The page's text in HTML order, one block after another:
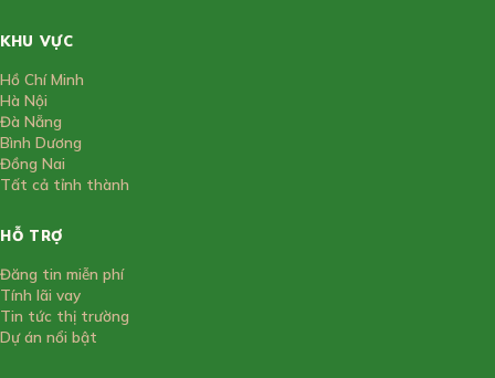
KHU VỰC
Hồ Chí Minh
Hà Nội
Đà Nẵng
Bình Dương
Đồng Nai
Tất cả tỉnh thành
HỖ TRỢ
Đăng tin miễn phí
Tính lãi vay
Tin tức thị trường
Dự án nổi bật